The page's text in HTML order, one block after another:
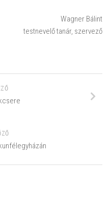
Wagner Bálint
testnevelő tanár, szervező